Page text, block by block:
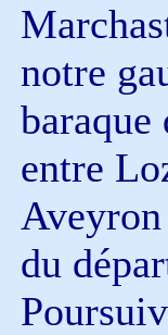
notre
entre
du